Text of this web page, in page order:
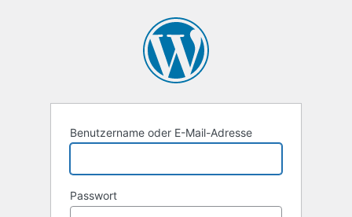
Benutzername oder E-Mail-Adresse
Passwort